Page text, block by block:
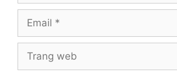
Email
Trang